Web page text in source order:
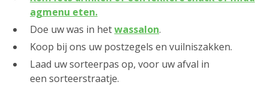
agmenu eten.
Doe uw was in hetwassalon.
Koop bij ons uw postzegels en vuilniszakken.
Laad uw sorteerpas op, voor uw afval in
een sorteerstraatje.